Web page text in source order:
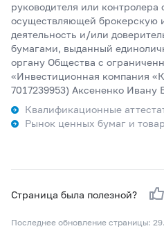
руководителя или контролера
осуществляющей брокерскую
деятельность и/или
бумагами, выданный
органу Общества с
«Инвестиционная компания
7017239953) Аксененко Ивану
Квалификационные
Рынок ценных бумаг и
Страница была полезной?
Последнее обновление страницы: